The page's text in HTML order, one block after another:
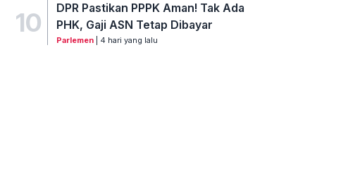
10
DPR Pastikan PPPK Aman! Tak Ada
PHK, Gaji ASN Tetap Dibayar
Parlemen| 4 hari yang lalu